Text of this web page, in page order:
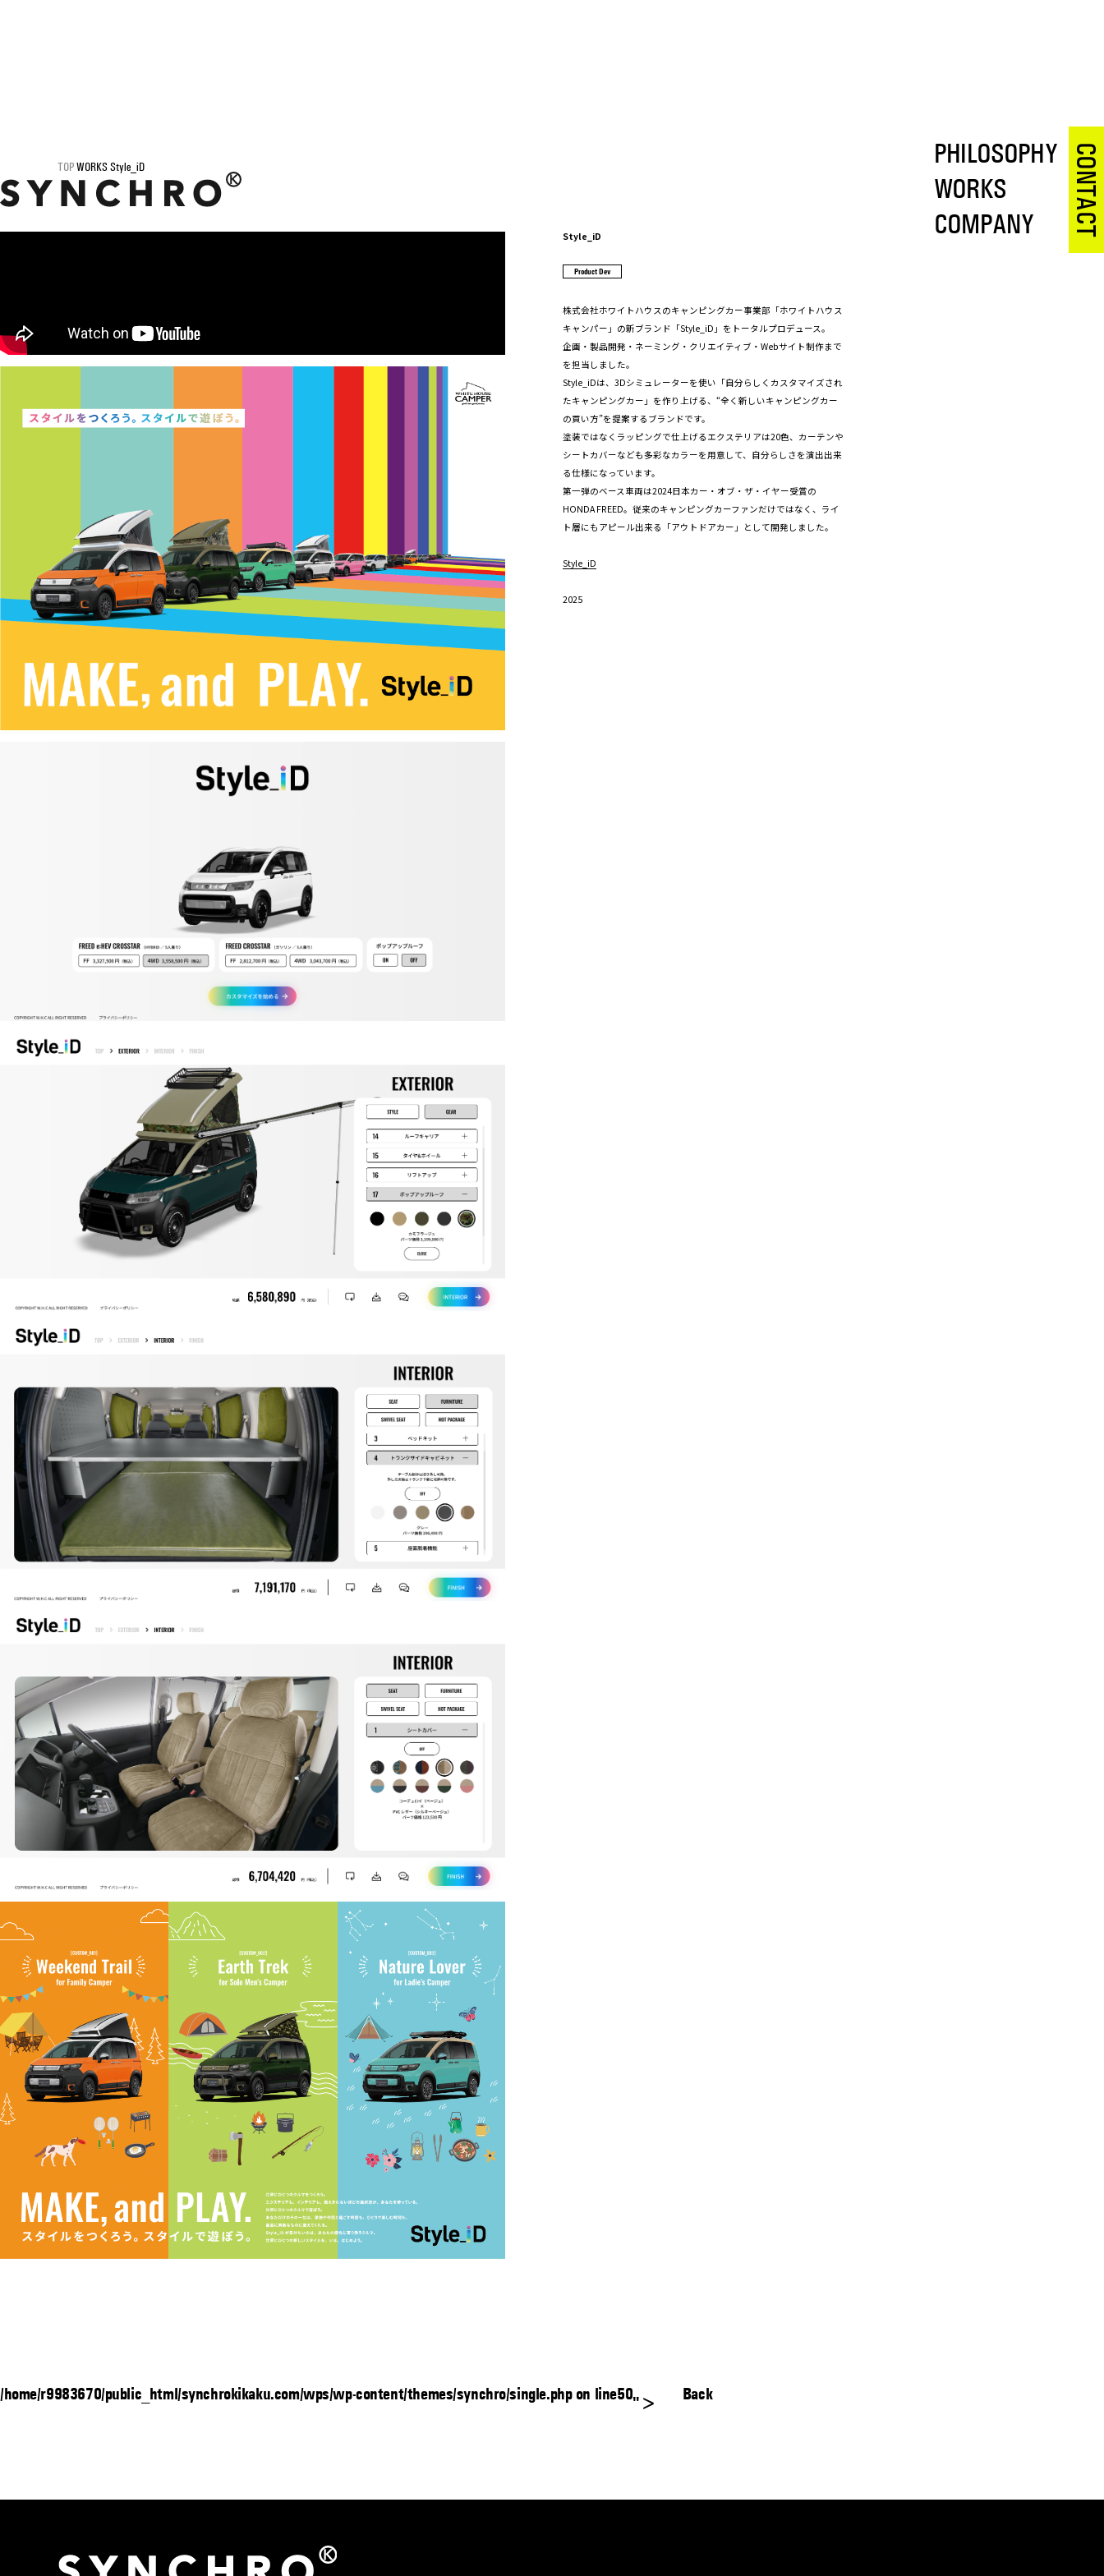
PHILOSOPHY
WORKS
COMPANY
CONTACT
TOPWORKSStyle_iD
Style_iD
Product Dev
株式会社ホワイトハウスのキャンピングカー事業部「ホワイトハウス
キャンパー」の新ブランド「Style_iD」をトータルプロデュース。
企画・製品開発・ネーミング・クリエイティブ・Webサイト制作まで
を担当しました。
Style_iDは、3Dシミュレーターを使い「自分らしくカスタマイズされ
たキャンピングカー」を作り上げる、“全く新しいキャンピングカー
の買い方”を提案するブランドです。
塗装ではなくラッピングで仕上げるエクステリアは20色、カーテンや
シートカバーなども多彩なカラーを用意して、自分らしさを演出出来
る仕様になっています。
第一弾のベース車両は2024日本カー・オブ・ザ・イヤー受賞の
HONDA FREED。従来のキャンピングカーファンだけではなく、ライ
ト層にもアピール出来る「アウトドアカー」として開発しました。
Style_iD
2025
/home/r9983670/public_html/synchrokikaku.com/wps/wp-content/themes/synchro/single.php on line50"> Back